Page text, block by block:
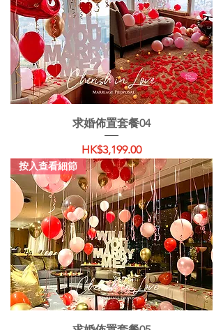
求婚佈置套餐04
價格
HK$3,199.00
按入查看細節